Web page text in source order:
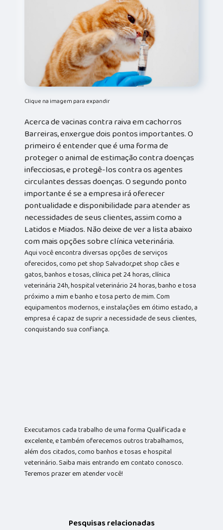
Clique na imagem para expandir
Acerca de vacinas contra raiva em cachorros
Barreiras, enxergue dois pontos importantes. O
primeiro é entender que é uma forma de
proteger o animal de estimação contra doenças
infecciosas, e protegê-los contra os agentes
circulantes dessas doenças. O segundo ponto
importante é se a empresa irá oferecer
pontualidade e disponibilidade para atender as
necessidades de seus clientes, assim como a
Latidos e Miados. Não deixe de ver a lista abaixo
com mais opções sobre clínica veterinária.
Aqui você encontra diversas opções de serviços
oferecidos, como pet shop Salvador,pet shop cães e
gatos, banhos e tosas, clínica pet 24 horas, clínica
veterinária 24h, hospital veterinário 24 horas, banho e tosa
próximo a mim e banho e tosa perto de mim. Com
equipamentos modernos, e instalações em ótimo estado, a
empresa é capaz de suprir a necessidade de seus clientes,
conquistando sua confiança.
Executamos cada trabalho de uma forma Qualificada e
excelente, e também oferecemos outros trabalhamos,
além dos citados, como banhos e tosas e hospital
veterinário. Saiba mais entrando em contato conosco.
Teremos prazer em atender você!
Pesquisas relacionadas